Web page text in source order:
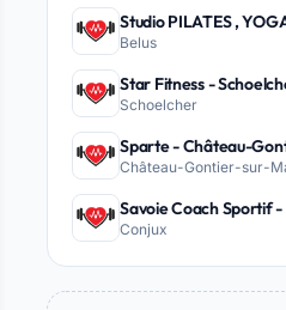
Studio PILATES ,
PEYREHORADE - Belus
Belus
Star Fitness -
Schoelcher
Sparte - Château-
Château-Gontier-sur-
Savoie Coach Sportif -
Conjux